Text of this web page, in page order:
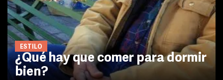
ESTILO
¿Qué hay que comer para dormir
bien?